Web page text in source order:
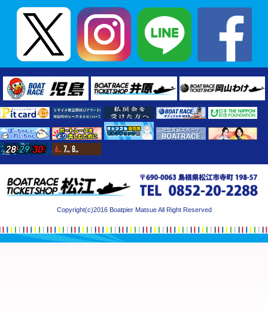
Copyright(c)2016 Boatpier Matsue All Right Reserved